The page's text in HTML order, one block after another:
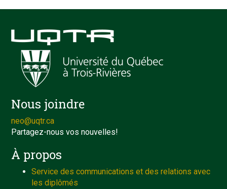
Nous joindre
neo@uqtr.ca
Partagez-nous vos nouvelles!
À propos
Service des communications et des relations avec
les diplômés